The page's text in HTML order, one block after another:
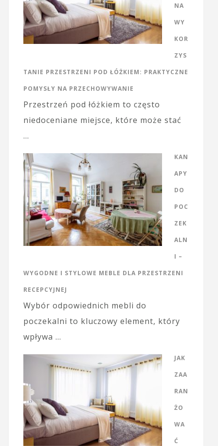
NA
WY
KOR
ZYS
TANIE PRZESTRZENI POD ŁÓŻKIEM: PRAKTYCZNE
POMYSŁY NA PRZECHOWYWANIE
Przestrzeń pod łóżkiem to często
niedoceniane miejsce, które może stać
…
KAN
APY
DO
POC
ZEK
ALN
I –
WYGODNE I STYLOWE MEBLE DLA PRZESTRZENI
RECEPCYJNEJ
Wybór odpowiednich mebli do
poczekalni to kluczowy element, który
wpływa …
JAK
ZAA
RAN
ŻO
WA
Ć